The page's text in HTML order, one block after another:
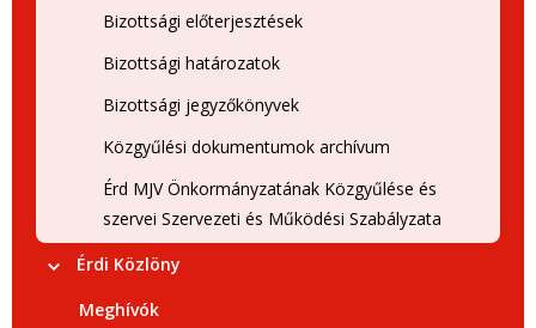
Bizottsági előterjesztések
Bizottsági határozatok
Bizottsági jegyzőkönyvek
Közgyűlési dokumentumok archívum
Érd MJV Önkormányzatának Közgyűlése és
szervei Szervezeti és Működési Szabályzata
Érdi Közlöny
Meghívók